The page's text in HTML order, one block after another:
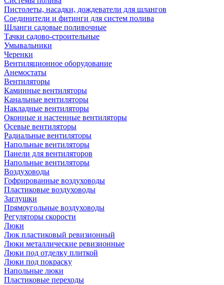
Пистолеты, насадки, дождеватели для шлангов
Соединители и фитинги для систем полива
Шланги садовые поливочные
Тачки садово-строительные
Умывальники
Черенки
Вентиляционное оборудование
Анемостаты
Вентиляторы
Каминные вентиляторы
Канальные вентиляторы
Накладные вентиляторы
Оконные и настенные вентиляторы
Осевые вентиляторы
Радиальные вентиляторы
Напольные вентиляторы
Панели для вентиляторов
Напольные вентиляторы
Воздуховоды
Гофрированные воздуховоды
Пластиковые воздуховоды
Заглушки
Прямоугольные воздуховоды
Регуляторы скорости
Люки
Люк пластиковый ревизионный
Люки металлические ревизионные
Люки под отделку плиткой
Люки под покраску
Напольные люки
Пластиковые переходы